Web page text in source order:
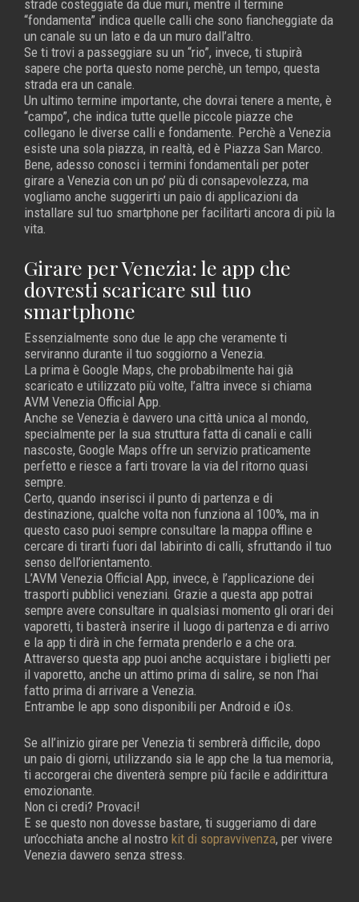
strade costeggiate da due muri, mentre il termine
“fondamenta” indica quelle calli che sono fiancheggiate da
un canale su un lato e da un muro dall’altro.
Se ti trovi a passeggiare su un “rio”, invece, ti stupirà
sapere che porta questo nome perchè, un tempo, questa
strada era un canale.
Un ultimo termine importante, che dovrai tenere a mente, è
“campo”, che indica tutte quelle piccole piazze che
collegano le diverse calli e fondamente. Perchè a Venezia
esiste una sola piazza, in realtà, ed è Piazza San Marco.
Bene, adesso conosci i termini fondamentali per poter
girare a Venezia con un po’ più di consapevolezza, ma
vogliamo anche suggerirti un paio di applicazioni da
installare sul tuo smartphone per facilitarti ancora di più la
vita.
Girare per Venezia: le app che
dovresti scaricare sul tuo
smartphone
Essenzialmente sono due le app che veramente ti
serviranno durante il tuo soggiorno a Venezia.
La prima è Google Maps, che probabilmente hai già
scaricato e utilizzato più volte, l’altra invece si chiama
AVM Venezia Official App.
Anche se Venezia è davvero una città unica al mondo,
specialmente per la sua struttura fatta di canali e calli
nascoste, Google Maps offre un servizio praticamente
perfetto e riesce a farti trovare la via del ritorno quasi
sempre.
Certo, quando inserisci il punto di partenza e di
destinazione, qualche volta non funziona al 100%, ma in
questo caso puoi sempre consultare la mappa offline e
cercare di tirarti fuori dal labirinto di calli, sfruttando il tuo
senso dell’orientamento.
L’AVM Venezia Official App, invece, è l’applicazione dei
trasporti pubblici veneziani. Grazie a questa app potrai
sempre avere consultare in qualsiasi momento gli orari dei
vaporetti, ti basterà inserire il luogo di partenza e di arrivo
e la app ti dirà in che fermata prenderlo e a che ora.
Attraverso questa app puoi anche acquistare i biglietti per
il vaporetto, anche un attimo prima di salire, se non l’hai
fatto prima di arrivare a Venezia.
Entrambe le app sono disponibili per Android e iOs.
Se all’inizio girare per Venezia ti sembrerà difficile, dopo
un paio di giorni, utilizzando sia le app che la tua memoria,
ti accorgerai che diventerà sempre più facile e addirittura
emozionante.
Non ci credi? Provaci!
E se questo non dovesse bastare, ti suggeriamo di dare
un’occhiata anche al nostro kit di sopravvivenza, per vivere
Venezia davvero senza stress.